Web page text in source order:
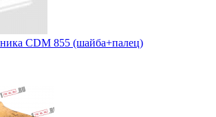
CDM 855 (шайба+палец)